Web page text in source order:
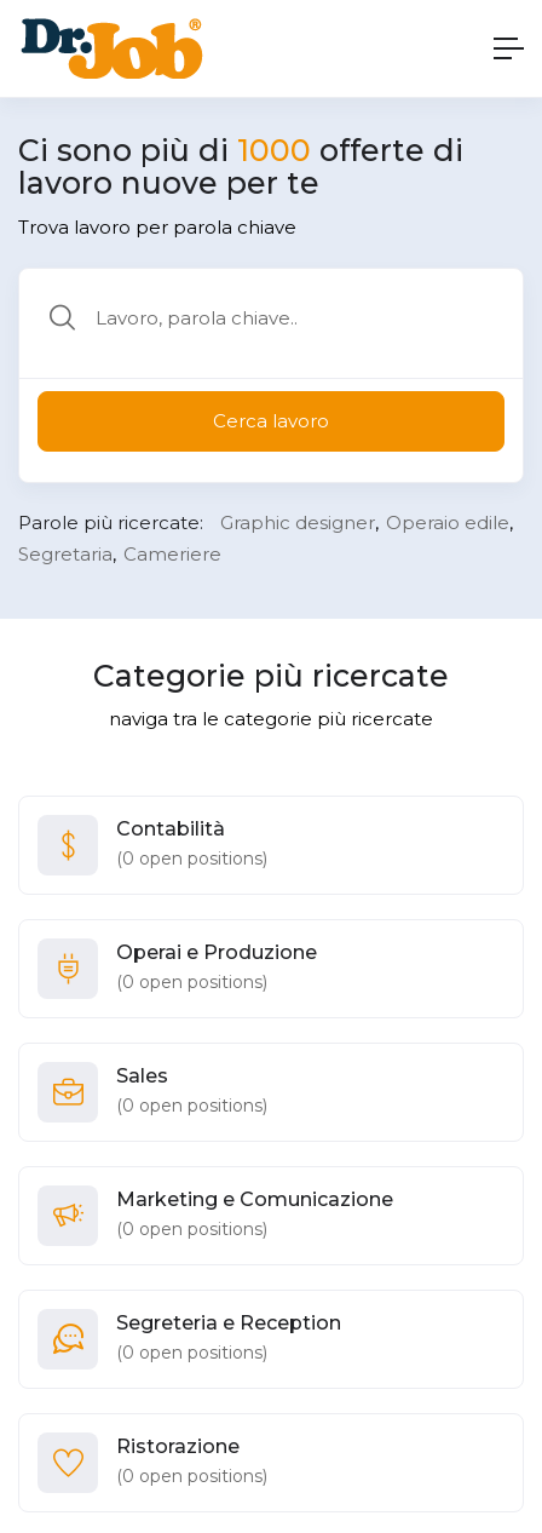
Ci sono più di 1000 offerte di
lavoro nuove per te
Trova lavoro per parola chiave
Cerca lavoro
Parole più ricercate: Graphic designer Operaio edile
Segretaria Cameriere
Categorie più ricercate
naviga tra le categorie più ricercate
Contabilità
(0 open positions)
Operai e Produzione
(0 open positions)
Sales
(0 open positions)
Marketing e Comunicazione
(0 open positions)
Segreteria e Reception
(0 open positions)
Ristorazione
(0 open positions)